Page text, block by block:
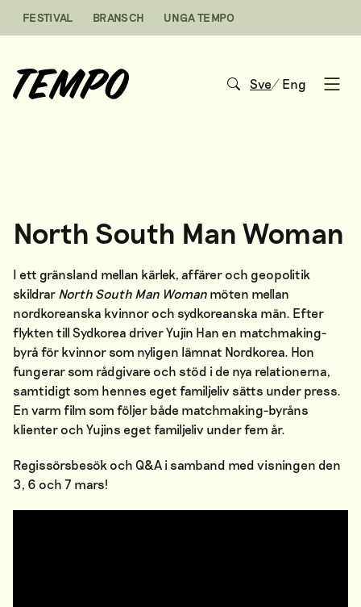
FESTIVAL BRANSCH UNGA TEMPO
Sve/ Eng
North South Man Woman
I ett gränsland mellan kärlek, affärer och geopolitik
skildrar North South Man Woman möten mellan
nordkoreanska kvinnor och sydkoreanska män. Efter
flykten till Sydkorea driver Yujin Han en matchmaking-
byrå för kvinnor som nyligen lämnat Nordkorea. Hon
fungerar som rådgivare och stöd i de nya relationerna,
samtidigt som hennes eget familjeliv sätts under press.
En varm film som följer både matchmaking-byråns
klienter och Yujins eget familjeliv under fem år.
Regissörsbesök och Q&A i samband med visningen den
3, 6 och 7 mars!